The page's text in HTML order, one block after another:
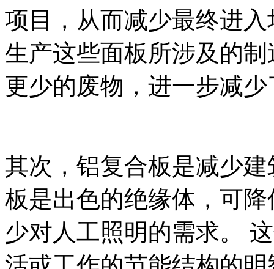
项目，从而减少最终进
生产这些面板所涉及的
更少的废物，进一步减
其次，铝复合板是减少
板是出色的绝缘体，可
少对人工照明的需求。